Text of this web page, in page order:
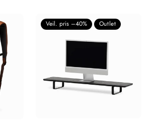
Veil. pris –40% Outlet